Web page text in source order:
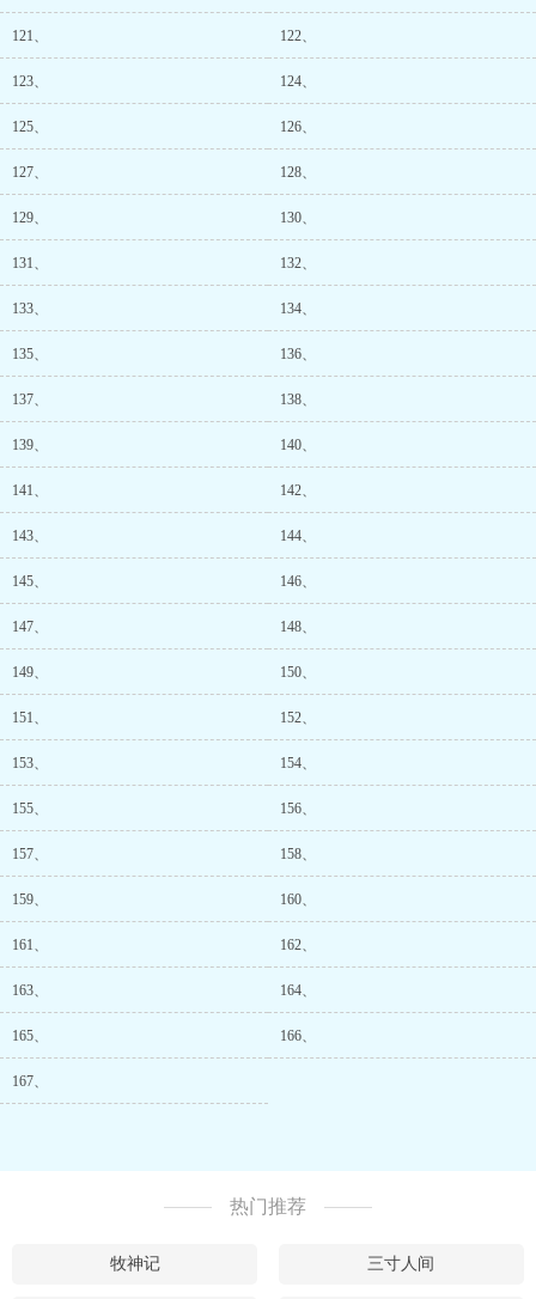
121、 122、
123、 124、
125、 126、
127、 128、
129、 130、
131、 132、
133、 134、
135、 136、
137、 138、
139、 140、
141、 142、
143、 144、
145、 146、
147、 148、
149、 150、
151、 152、
153、 154、
155、 156、
157、 158、
159、 160、
161、 162、
163、 164、
165、 166、
167、
热门推荐
牧神记 三寸人间